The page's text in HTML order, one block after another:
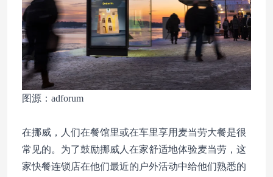
图源：adforum
在挪威，人们在餐馆里或在车里享用麦当劳大餐是很
常见的。为了鼓励挪威人在家舒适地体验麦当劳，这
家快餐连锁店在他们最近的户外活动中给他们熟悉的